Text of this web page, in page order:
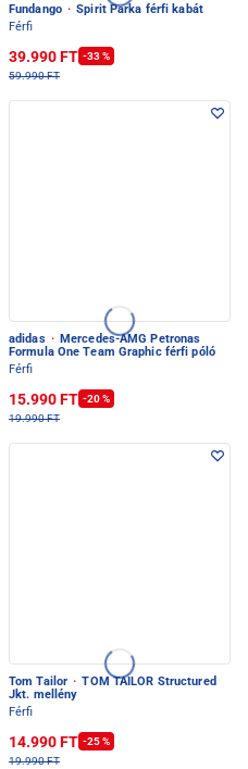
Fundango · Spirit Parka férfi kabát
Férfi
39.990 FT -33 %
59.990 FT
adidas · Mercedes-AMG Petronas
Formula One Team Graphic férfi póló
Férfi
15.990 FT -20 %
19.990 FT
Tom Tailor · TOM TAILOR Structured
Jkt. mellény
Férfi
14.990 FT -25 %
19.990 FT